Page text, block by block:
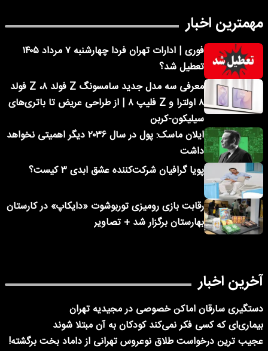
مهمترین اخبار
فوری | ادارات تهران فردا چهارشنبه ۷ مرداد ۱۴۰۵
تعطیل شد؟
معرفی سه مدل جدید سامسونگ Z فولد ۸، Z فولد
۸ اولترا و Z فلیپ ۸ | از طراحی عریض تا باتری‌های
سیلیکون-کربن
ایلان ماسک: پول در سال ۲۰۳۶ دیگر اهمیتی نخواهد
داشت
پویا گرافیان شرکت‌کننده عشق ابدی ۳ کیست؟
رقابت بازی رومیزی توربوشوت «دایکاپ» در کارستان
بهارستان برگزار شد + تصاویر
آخرین اخبار
دستگیری سارقان اماکن خصوصی در مجیدیه تهران
بیماری‌ای که کسی فکر نمی‌کند کودکان به آن مبتلا شوند
عجیب ترین درخواست طلاق نوعروس تهرانی از داماد بخت برگشته!